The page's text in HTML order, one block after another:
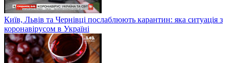
Київ, Львів та Чернівці послаблюють карантин: яка ситуація з
коронавірусом в Україні